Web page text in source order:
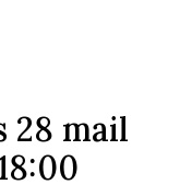
28 mail